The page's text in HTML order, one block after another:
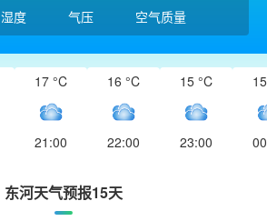
湿度
气压
空气质量
17 °C
21:00
16 °C
22:00
15 °C
23:00
东河天气预报15天